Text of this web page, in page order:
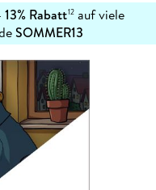
13% Rabatt12 auf viele
SOMMER13